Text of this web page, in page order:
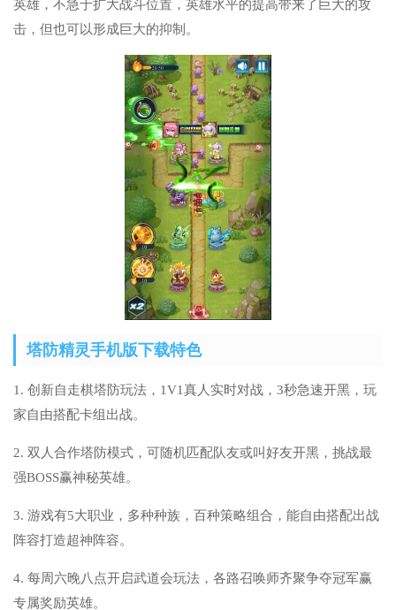
英雄，不急于扩大战斗位置，英雄水平的提高带来了巨大的攻
击，但也可以形成巨大的抑制。
塔防精灵手机版下载特色
1. 创新自走棋塔防玩法，1V1真人实时对战，3秒急速开黑，玩
家自由搭配卡组出战。
2. 双人合作塔防模式，可随机匹配队友或叫好友开黑，挑战最
强BOSS赢神秘英雄。
3. 游戏有5大职业，多种种族，百种策略组合，能自由搭配出战
阵容打造超神阵容。
4. 每周六晚八点开启武道会玩法，各路召唤师齐聚争夺冠军赢
专属奖励英雄。